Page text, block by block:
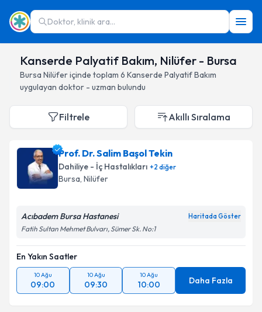
Doktor, klinik ara...
Kanserde Palyatif Bakım, Nilüfer - Bursa
Bursa Nilüferiçinde toplam 6 Kanserde Palyatif Bakım
uygulayan doktor - uzman bulundu
Filtrele Akıllı Sıralama
Prof. Dr. Salim Başol Tekin
Dahiliye - İç Hastalıkları +2 diğer
Bursa, Nilüfer
Acıbadem Bursa Hastanesi Haritada Göster
Fatih Sultan Mehmet Bulvarı, Sümer Sk. No:1
En Yakın Saatler
10 Ağu
09:00
10 Ağu
09:30
10 Ağu
10:00 Daha Fazla